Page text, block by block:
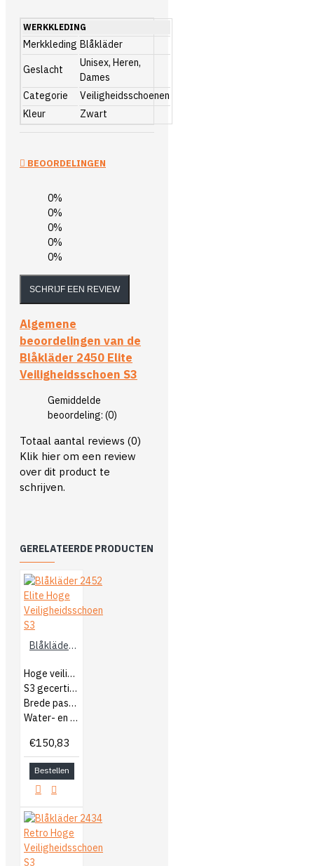
WERKKLEDING
Merkkleding Blåkläder
Geslacht
Unisex, Heren,
Dames
Categorie
Veiligheidsschoenen
Kleur
Zwart
BEOORDELINGEN
0%
0%
0%
0%
0%
SCHRIJF EEN REVIEW
Algemene
beoordelingen van de
Blåkläder 2450 Elite
Veiligheidsschoen S3
Gemiddelde
beoordeling: (0)
Totaal aantal reviews (0)
Klik hier om een review
over dit product te
schrijven.
GERELATEERDE PRODUCTEN
Blåkläder 2452 Elite Hoge Veiligheidsschoen S3
Hoge veiligheidsschoen
S3 gecertificeerd
Brede pasvorm
Water- en olie afstotend
€150,83
Bestellen